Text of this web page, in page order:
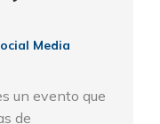
Media
un evento que
de